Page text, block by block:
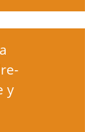
y